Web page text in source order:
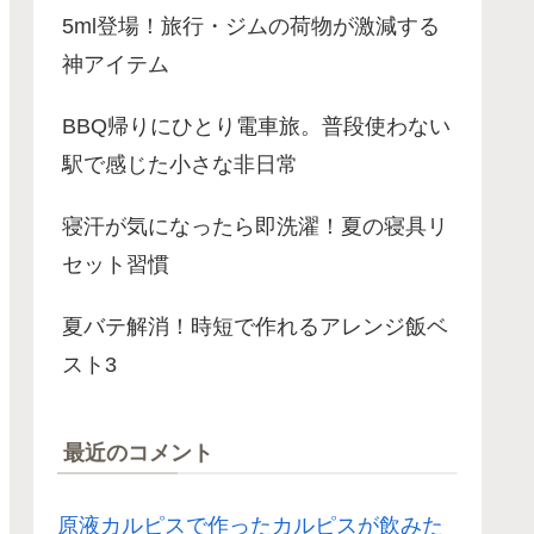
5ml登場！旅行・ジムの荷物が激減する
神アイテム
BBQ帰りにひとり電車旅。普段使わない
駅で感じた小さな非日常
寝汗が気になったら即洗濯！夏の寝具リ
セット習慣
夏バテ解消！時短で作れるアレンジ飯ベ
スト3
最近のコメント
原液カルピスで作ったカルピスが飲みた